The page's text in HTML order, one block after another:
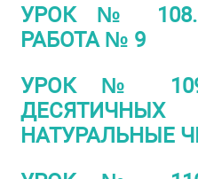
УРОК № 108.
РАБОТА № 9
УРОК №
НАТУРАЛЬНЫЕ